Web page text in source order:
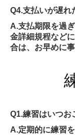
Q4.支払いが遅れ
A.支払期限を過
金詳細規程など
合は、お早めに
Q1.練習はいつお
A.定期的に練習